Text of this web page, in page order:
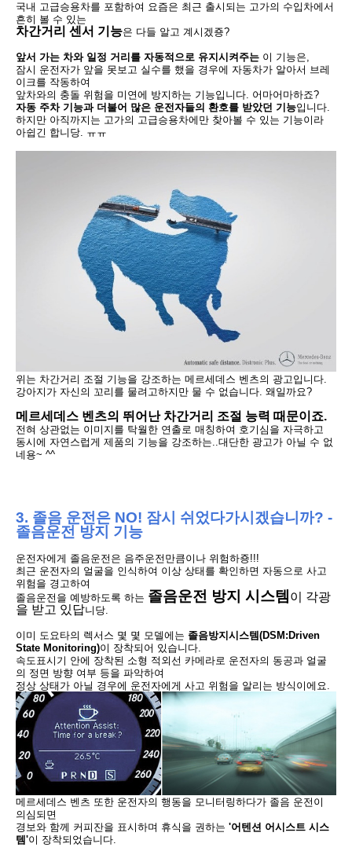
국내 고급승용차를 포함하여 요즘은 최근 출시되는 고가의 수입차에서
흔히 볼 수 있는
차간거리 센서 기능은 다들 알고 계시겠죵?
앞서 가는 차와 일정 거리를 자동적으로 유지시켜주는 이 기능은,
잠시 운전자가 앞을 못보고 실수를 했을 경우에 자동차가 알아서 브레
이크를 작동하여
앞차와의 충돌 위험을 미연에 방지하는 기능입니다. 어마어마하죠?
자동 주차 기능과 더불어 많은 운전자들의 환호를 받았던 기능입니다.
하지만 아직까지는 고가의 고급승용차에만 찾아볼 수 있는 기능이라
아쉽긴 합니당. ㅠㅠ
위는 차간거리 조절 기능을 강조하는 메르세데스 벤츠의 광고입니다.
강아지가 자신의 꼬리를 물려고하지만 물 수 없습니다. 왜일까요?
메르세데스 벤츠의 뛰어난 차간거리 조절 능력 때문이죠.
전혀 상관없는 이미지를 탁월한 연출로 매칭하여 호기심을 자극하고
동시에 자연스럽게 제품의 기능을 강조하는.. 대단한 광고가 아닐 수 없
네용~ ^^
3. 졸음 운전은 NO! 잠시 쉬었다가시겠습니까? -
졸음운전 방지 기능
운전자에게 졸음운전은 음주운전만큼이나 위험하죵!!!
최근 운전자의 얼굴을 인식하여 이상 상태를 확인하면 자동으로 사고
위험을 경고하여
졸음운전을 예방하도록 하는 졸음운전 방지 시스템이 각광
을 받고 있답니당.
이미 도요타의 렉서스 몇 몇 모델에는 졸음방지시스템(DSM:Driven
State Monitoring)이 장착되어 있습니다.
속도표시기 안에 장착된 소형 적외선 카메라로 운전자의 동공과 얼굴
의 정면 방향 여부 등을 파악하여
정상 상태가 아닐 경우에 운전자에게 사고 위험을 알리는 방식이에요.
메르세데스 벤츠 또한 운전자의 행동을 모니터링하다가 졸음 운전이
의심되면
경 보와 함께 커피잔을 표시하며 휴식을 권하는 '어텐션 어시스트 시스
템'이 장착되었습니다.